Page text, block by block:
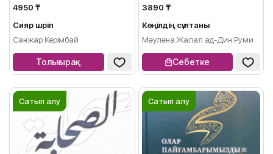
4950 ₸
Сияр шәріп
Санжар Керімбай
Толығырақ
3890 ₸
Көңілдің сұлтаны
Мәуләна Жалал ад-Дин Руми
Себетке
Сатып алу Сатып алу